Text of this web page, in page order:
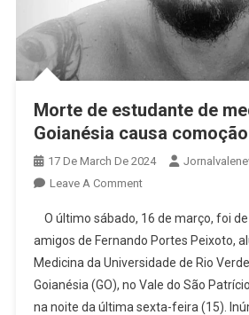
Morte de estudante de
Goianésia causa comoção
17 De March De 2024
Leave A CommentOn
De
Estudante
De
Medicina
De
O último sábado, 16 de março, foi
amigos de Fernando Portes Peixoto,
Medicina da Universidade de Rio
Goianésia (GO), no Vale do São
na noite da última sexta-feira (15).